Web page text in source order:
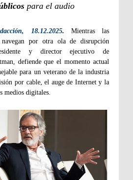
para el audio
18.12.2025. Mientras las
navegan por otra ola de disrupción
y director ejecutivo de
defiende que el momento actual
para un veterano de la industria
por cable, el auge de Internet y la
medios digitales.